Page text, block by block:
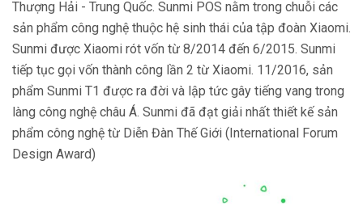
Thượng Hải - Trung Quốc. Sunmi POS nằm trong chuỗi các
sản phẩm công nghệ thuộc hệ sinh thái của tập đoàn Xiaomi.
Sunmi được Xiaomi rót vốn từ 8/2014 đến 6/2015. Sunmi
tiếp tục gọi vốn thành công lần 2 từ Xiaomi. 11/2016, sản
phẩm Sunmi T1 được ra đời và lập tức gây tiếng vang trong
làng công nghệ châu Á. Sunmi đã đạt giải nhất thiết kế sản
phẩm công nghệ từ Diễn Đàn Thế Giới (International Forum
Design Award)